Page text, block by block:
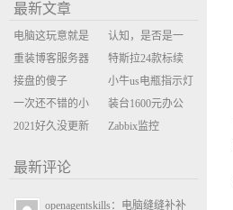
最新文章
电脑这玩意就是
缝缝补补的事
认知，是否是一
座大山？当架构
决策变成配置清
单比价
重装博客服务器
环境
特斯拉24款标续
Model Y 2万公里
使用体验
接盘的傻子
小牛us电瓶指示灯
闪三次不上电
一次还不错的小
米售后体验
装台1600元办公
主机
2021好久没更新
Zabbix监控
最新评论
openagentskills：电脑缝缝补补